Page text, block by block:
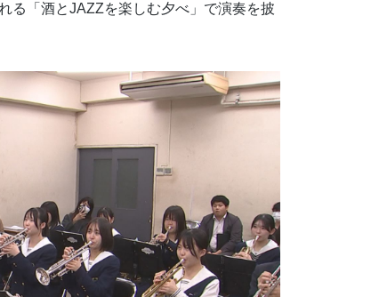
る「酒とJAZZを楽しむ夕べ」で演奏を披